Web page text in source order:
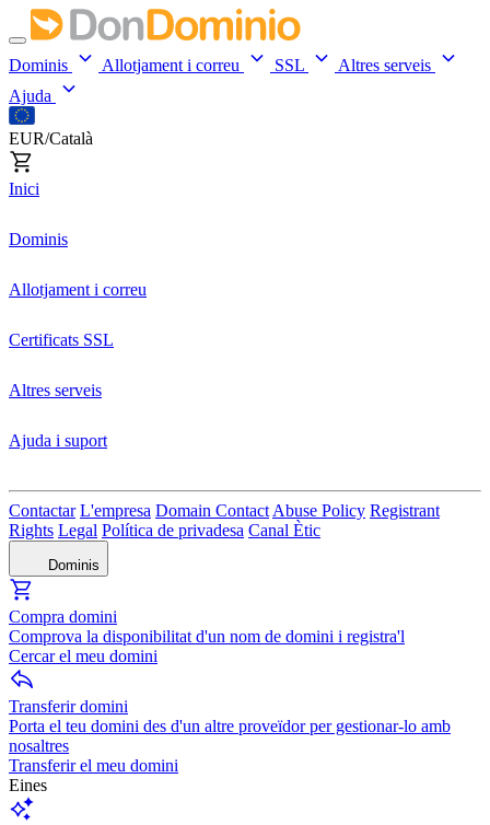
Dominis Allotjament i correu SSL
Altres serveis
Ajuda
EUR/Català
Inici
Dominis
Allotjament i correu
Certificats SSL
Altres serveis
Ajuda i suport
Contactar L'empresa Domain Contact Abuse Policy Registrant
Rights Legal Política de privadesa Canal Ètic
Dominis
Compra domini
Comprova la disponibilitat d'un nom de domini i registra'l
Cercar el meu domini
Transferir domini
Porta el teu domini des d'un altre proveïdor per gestionar-lo amb
nosaltres
Transferir el meu domini
Eines